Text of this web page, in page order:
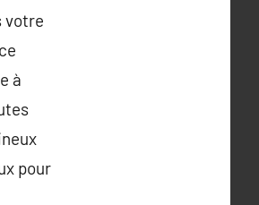
votre
à
pour